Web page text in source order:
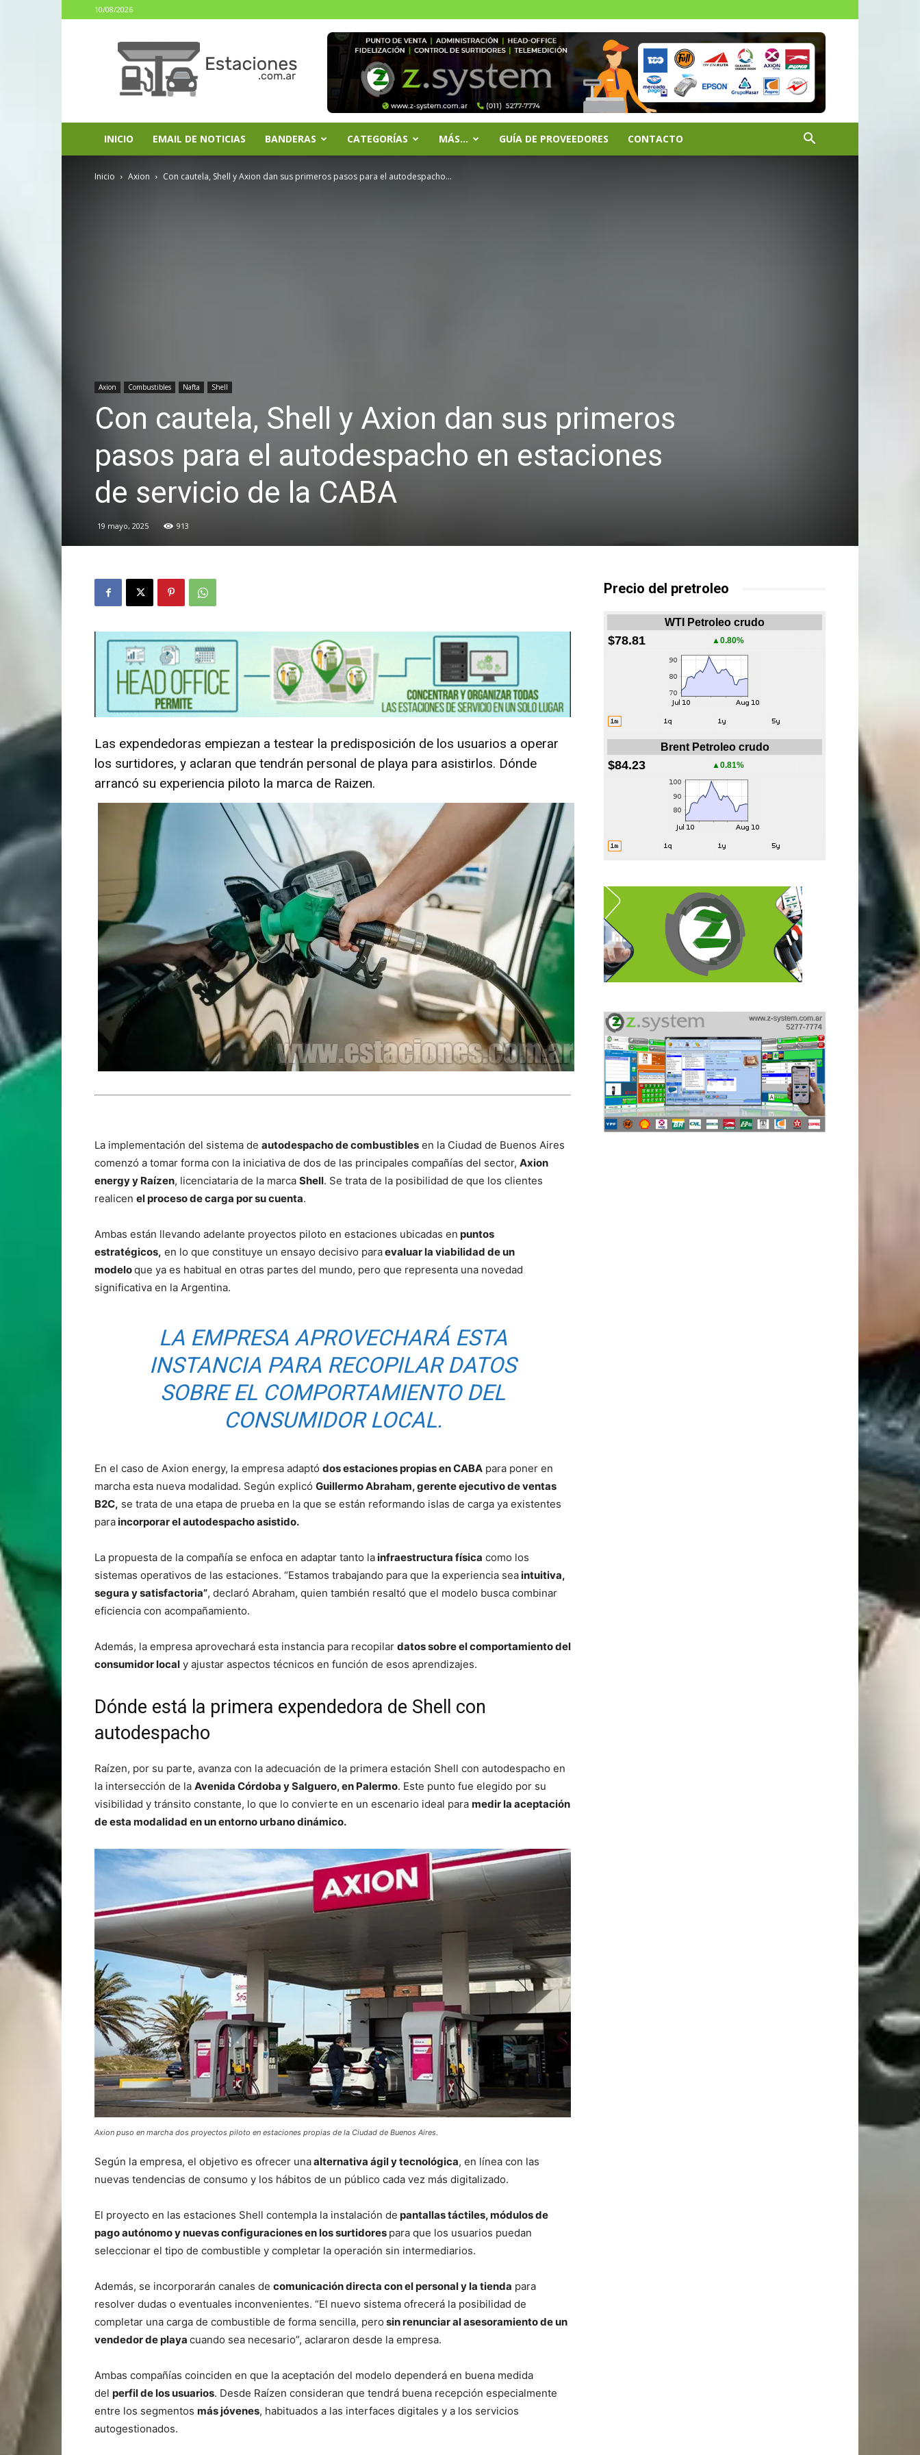
10/08/2026
INICIO EMAIL DE NOTICIAS BANDERAS CATEGORÍAS MÁS… GUÍA DE PROVEEDORES CONTACTO
Inicio Axion Con cautela, Shell y Axion dan sus primeros pasos para el autodespacho...
Axion Combustibles Nafta Shell
Con cautela, Shell y Axion dan sus primeros
pasos para el autodespacho en estaciones
de servicio de la CABA
19 mayo, 2025 913
Las expendedoras empiezan a testear la predisposición de los usuarios a operar
los surtidores, y aclaran que tendrán personal de playa para asistirlos. Dónde
arrancó su experiencia piloto la marca de Raizen.
La implementación del sistema de autodespacho de combustibles en la Ciudad de Buenos Aires
comenzó a tomar forma con la iniciativa de dos de las principales compañías del sector, Axion
energy y Raízen, licenciataria de la marca Shell. Se trata de la posibilidad de que los clientes
realicen el proceso de carga por su cuenta.
Ambas están llevando adelante proyectos piloto en estaciones ubicadas en puntos
estratégicos, en lo que constituye un ensayo decisivo paraevaluar la viabilidad de un
modeloque ya es habitual en otras partes del mundo, pero que representa una novedad
significativa en la Argentina.
LA EMPRESA APROVECHARÁ ESTA
INSTANCIA PARA RECOPILAR DATOS
SOBRE EL COMPORTAMIENTO DEL
CONSUMIDOR LOCAL.
En el caso de Axion energy, la empresa adaptó dos estaciones propias en CABA para poner en
marcha esta nueva modalidad. Según explicó Guillermo Abraham, gerente ejecutivo de ventas
B2C, se trata de una etapa de prueba en la que se están reformando islas de carga ya existentes
paraincorporar el autodespacho asistido.
La propuesta de la compañía se enfoca en adaptar tanto lainfraestructura física como los
sistemas operativos de las estaciones. “Estamos trabajando para que la experiencia seaintuitiva,
segura y satisfactoria”, declaró Abraham, quien también resaltó que el modelo busca combinar
eficiencia con acompañamiento.
Además, la empresa aprovechará esta instancia para recopilar datos sobre el comportamiento del
consumidor local y ajustar aspectos técnicos en función de esos aprendizajes.
Dónde está la primera expendedora de Shell con
autodespacho
Raízen, por su parte, avanza con la adecuación de la primera estación Shell con autodespacho en
la intersección de la Avenida Córdoba y Salguero, en Palermo. Este punto fue elegido por su
visibilidad y tránsito constante, lo que lo convierte en un escenario ideal para medir la aceptación
de esta modalidad en un entorno urbano dinámico.
Axion puso en marcha dos proyectos piloto en estaciones propias de la Ciudad de Buenos Aires.
Según la empresa, el objetivo es ofrecer unaalternativa ágil y tecnológica, en línea con las
nuevas tendencias de consumo y los hábitos de un público cada vez más digitalizado.
El proyecto en las estaciones Shell contempla la instalación de pantallas táctiles, módulos de
pago autónomo y nuevas configuraciones en los surtidores para que los usuarios puedan
seleccionar el tipo de combustible y completar la operación sin intermediarios.
Además, se incorporarán canales de comunicación directa con el personal y la tienda para
resolver dudas o eventuales inconvenientes. “El nuevo sistema ofrecerá la posibilidad de
completar una carga de combustible de forma sencilla, pero sin renunciar al asesoramiento de un
vendedor de playa cuando sea necesario”, aclararon desde la empresa.
Ambas compañías coinciden en que la aceptación del modelo dependerá en buena medida
del perfil de los usuarios. Desde Raízen consideran que tendrá buena recepción especialmente
entre los segmentos más jóvenes, habituados a las interfaces digitales y a los servicios
autogestionados.
Precio del pretroleo
WTI Petroleo crudo
$78.81 ▲0.80%
Brent Petroleo crudo
$84.23 ▲0.81%